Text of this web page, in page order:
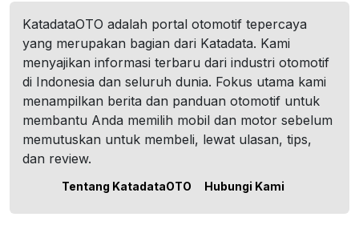
KatadataOTO adalah portal otomotif tepercaya
yang merupakan bagian dari Katadata. Kami
menyajikan informasi terbaru dari industri otomotif
di Indonesia dan seluruh dunia. Fokus utama kami
menampilkan berita dan panduan otomotif untuk
membantu Anda memilih mobil dan motor sebelum
memutuskan untuk membeli, lewat ulasan, tips,
dan review.
Tentang KatadataOTO Hubungi Kami